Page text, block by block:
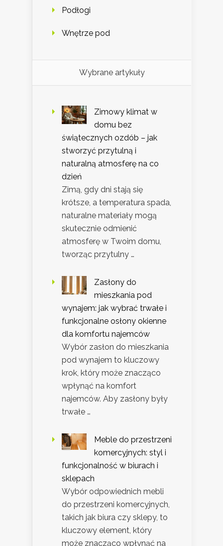
Podłogi
Wnętrze pod
Wybrane artykuły
Zimowy klimat w
domu bez
świątecznych ozdób – jak
stworzyć przytulną i
naturalną atmosferę na co
dzień
Zimą, gdy dni stają się
krótsze, a temperatura spada,
naturalne materiały mogą
skutecznie odmienić
atmosferę w Twoim domu,
tworząc przytulny …
Zasłony do
mieszkania pod
wynajem: jak wybrać trwałe i
funkcjonalne osłony okienne
dla komfortu najemców
Wybór zasłon do mieszkania
pod wynajem to kluczowy
krok, który może znacząco
wpłynąć na komfort
najemców. Aby zasłony były
trwałe …
Meble do przestrzeni
komercyjnych: styl i
funkcjonalność w biurach i
sklepach
Wybór odpowiednich mebli
do przestrzeni komercyjnych,
takich jak biura czy sklepy, to
kluczowy element, który
może znacząco wpłynąć na